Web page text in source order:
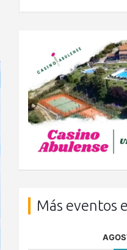
Más eventos